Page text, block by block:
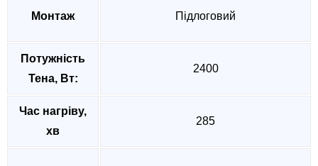
Монтаж Підлоговий
Потужність
Тена, Вт:
2400
Час нагріву,
хв
285